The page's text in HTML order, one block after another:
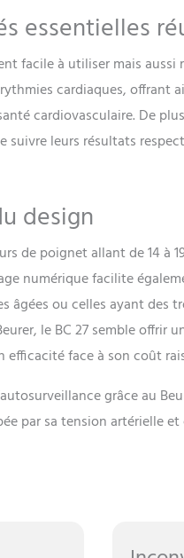
essentielles
facile à utiliser mais
cardiaques, offrant
cardiovasculaire. De
leurs résultats
design
de poignet allant de 14 à
numérique facilite
âgées ou celles ayant des
le BC 27 semble offrir
face à son coût
grâce au
par sa tension artérielle